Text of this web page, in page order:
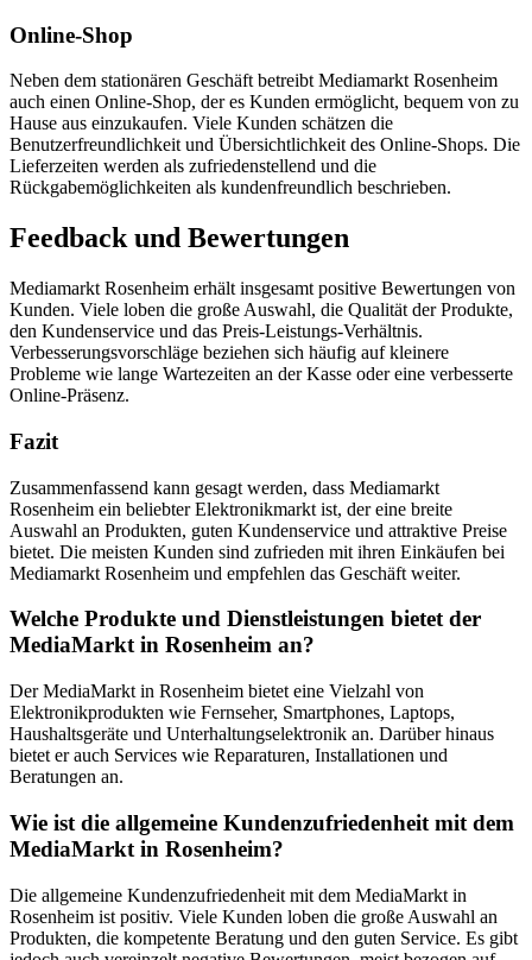
Online-Shop
Neben dem stationären Geschäft betreibt Mediamarkt Rosenheim
auch einen Online-Shop, der es Kunden ermöglicht, bequem von zu
Hause aus einzukaufen. Viele Kunden schätzen die
Benutzerfreundlichkeit und Übersichtlichkeit des Online-Shops. Die
Lieferzeiten werden als zufriedenstellend und die
Rückgabemöglichkeiten als kundenfreundlich beschrieben.
Feedback und Bewertungen
Mediamarkt Rosenheim erhält insgesamt positive Bewertungen von
Kunden. Viele loben die große Auswahl, die Qualität der Produkte,
den Kundenservice und das Preis-Leistungs-Verhältnis.
Verbesserungsvorschläge beziehen sich häufig auf kleinere
Probleme wie lange Wartezeiten an der Kasse oder eine verbesserte
Online-Präsenz.
Fazit
Zusammenfassend kann gesagt werden, dass Mediamarkt
Rosenheim ein beliebter Elektronikmarkt ist, der eine breite
Auswahl an Produkten, guten Kundenservice und attraktive Preise
bietet. Die meisten Kunden sind zufrieden mit ihren Einkäufen bei
Mediamarkt Rosenheim und empfehlen das Geschäft weiter.
Welche Produkte und Dienstleistungen bietet der
MediaMarkt in Rosenheim an?
Der MediaMarkt in Rosenheim bietet eine Vielzahl von
Elektronikprodukten wie Fernseher, Smartphones, Laptops,
Haushaltsgeräte und Unterhaltungselektronik an. Darüber hinaus
bietet er auch Services wie Reparaturen, Installationen und
Beratungen an.
Wie ist die allgemeine Kundenzufriedenheit mit dem
MediaMarkt in Rosenheim?
Die allgemeine Kundenzufriedenheit mit dem MediaMarkt in
Rosenheim ist positiv. Viele Kunden loben die große Auswahl an
Produkten, die kompetente Beratung und den guten Service. Es gibt